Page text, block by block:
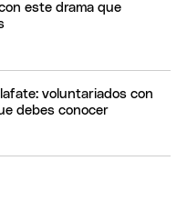
este drama que
voluntariados con
debes conocer